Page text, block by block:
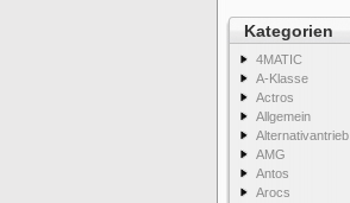
Kategorien
4MATIC
A-Klasse
Actros
Allgemein
Alternativantrieb
AMG
Antos
Arocs